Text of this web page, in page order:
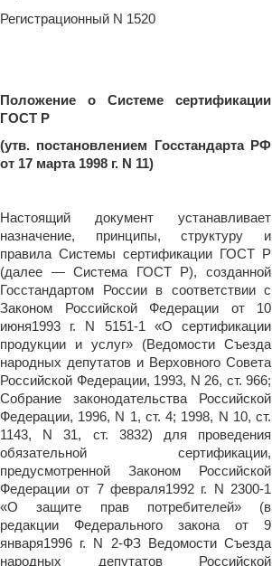
Регистрационный N 1520
Положение о Системе сертификации
ГОСТ Р
(утв. постановлением Госстандарта РФ
от 17 марта 1998 г. N 11)
Настоящий документ устанавливает
назначение, принципы, структуру и
правила Системы сертификации ГОСТ Р
(далее — Система ГОСТ Р), созданной
Госстандартом России в соответствии с
Законом Российской Федерации от 10
июня1993 г. N 5151-1 «О сертификации
продукции и услуг» (Ведомости Съезда
народных депутатов и Верховного Совета
Российской Федерации, 1993, N 26, ст. 966;
Собрание законодательства Российской
Федерации, 1996, N 1, ст. 4; 1998, N 10, ст.
1143, N 31, ст. 3832) для проведения
обязательной сертификации,
предусмотренной Законом Российской
Федерации от 7 февраля1992 г. N 2300-1
«О защите прав потребителей» (в
редакции Федерального закона от 9
января1996 г. N 2-ФЗ Ведомости Съезда
народных депутатов Российской